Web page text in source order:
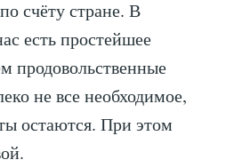
счёту стране. В
есть простейшее
продовольственные
не все необходимое,
остаются. При этом